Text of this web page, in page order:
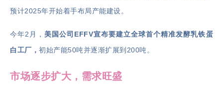
预计2025年开始着手布局产能建设。
今年2 月，美国公司EFFV宣布要建立全球首个精准发酵乳铁蛋
白工厂， 初始产能50吨并逐渐扩展到200吨。
市场逐步扩大，需求旺盛